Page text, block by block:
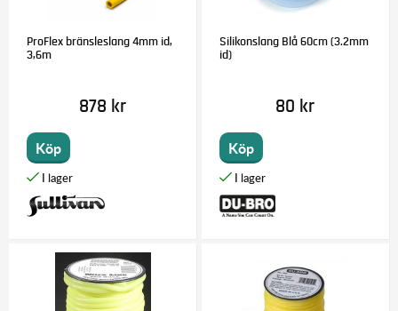
ProFlex bränsleslang 4mm id,
3,6m
878 kr
Köp
Silikonslang Blå 60cm (3.2mm
id)
80 kr
Köp